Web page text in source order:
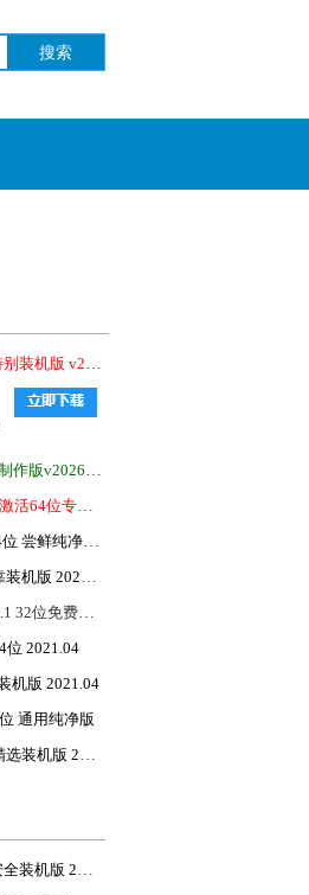
版 v2020.03
版v2026.08
业版 v2021.02
净版 2019.12
版 2021.04
免费共享版
位 2021.04
机版 2021.04
通用纯净版
版 2021.04
版 2019.12